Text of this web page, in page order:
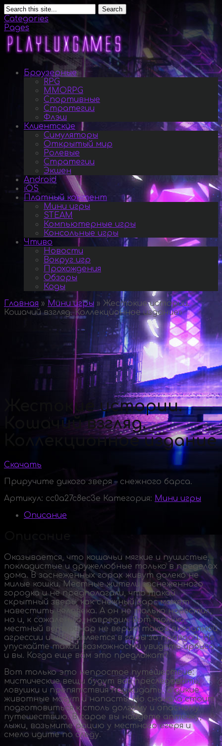
Search
Categories
Pages
Браузерные
RPG
MMORPG
Спортивные
Стратегии
Флэш
Клиентские
Симуляторы
Открытый мир
Ролевые
Стратегии
Экшен
Android
iOS
Платный контент
Мини игры
STEAM
Компьютерные игры
Консольные игры
Чтиво
Новости
Вокруг игр
Прохождения
Обзоры
Коды
Главная » Мини игры » Жестокие истории.
Кошачий взгляд. Коллекционное издание»
Жестокие истории.
Кошачий взгляд.
Коллекционное издание
Скачать
Приручите дикого зверя – снежного барса.
Артикул: cc0a27c8ec3e Категория: Мини игры
Описание
Оказывается, что кошачьи мягкие и пушистые,
покладистые и дружелюбные только в пределах
дома. В заснеженных горах живут далеко не
милые кошки. Местные жители заснеженного
городка и не предполагали, что такой
скрытный зверь, как снежный барс может
навестить человека. А он не только навестил,
но и, к сожалению, навредил. Вот только
местный ветеринар не верит такой внезапной
агрессии и направляется в горы за правдой. Не
упускайте такой возможности увидеть ирбиса
и вы. Когда еще вам это предложат?
Вот только это непростое путешествие:
мистические вещи будут вас преследовать,
ловушки и препятствия поджидать, а дикие
животные могут и напасть. Но сначала стоит
подготовиться к столь долгому и опасному
путешествию. В сарае вы найдете аптечку,
лыжи, возьмите рацию у местного егеря и
смело идите по следу.